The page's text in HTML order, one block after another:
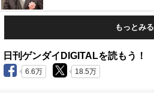
もっとみる
日刊ゲンダイDIGITALを読もう！
6.6万 18.5万